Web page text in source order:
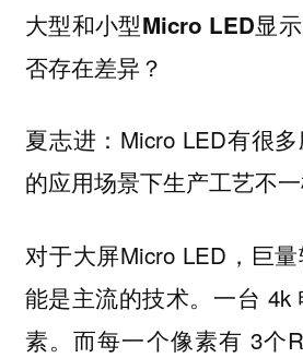
大型和小型Micro LED显
否存在差异？
夏志进：Micro LED有很
的应用场景下生产工艺不一
对于大屏Micro LED，巨
能是主流的技术。一台 4k
素。而每一个像素有 3个